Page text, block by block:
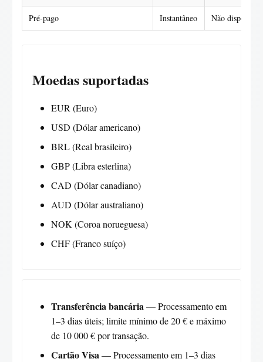
Pré-pago Instantâneo Não disponível
Moedas suportadas
EUR (Euro)
USD (Dólar americano)
BRL (Real brasileiro)
GBP (Libra esterlina)
CAD (Dólar canadiano)
AUD (Dólar australiano)
NOK (Coroa norueguesa)
CHF (Franco suíço)
Transferência bancária — Processamento em
1–3 dias úteis; limite mínimo de 20 € e máximo
de 10 000 € por transação.
Cartão Visa — Processamento em 1–3 dias